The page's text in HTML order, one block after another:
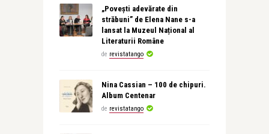
„Povești adevărate din
străbuni” de Elena Nane s-a
lansat la Muzeul Național al
Literaturii Române
de revistatango
Nina Cassian – 100 de chipuri.
Album Centenar
de revistatango